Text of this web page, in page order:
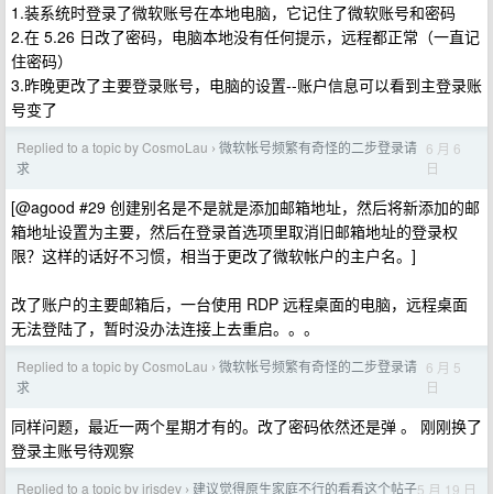
1.装系统时登录了微软账号在本地电脑，它记住了微软账号和密码
2.在 5.26 日改了密码，电脑本地没有任何提示，远程都正常（一直记
住密码）
3.昨晚更改了主要登录账号，电脑的设置--账户信息可以看到主登录账
号变了
Replied to a topic by CosmoLau › 微软帐号频繁有奇怪的二步登录请
求
6 月 6
日
[@agood #29 创建别名是不是就是添加邮箱地址，然后将新添加的邮
箱地址设置为主要，然后在登录首选项里取消旧邮箱地址的登录权
限？这样的话好不习惯，相当于更改了微软帐户的主户名。]
改了账户的主要邮箱后，一台使用 RDP 远程桌面的电脑，远程桌面
无法登陆了，暂时没办法连接上去重启。。。
Replied to a topic by CosmoLau › 微软帐号频繁有奇怪的二步登录请
求
6 月 5
日
同样问题，最近一两个星期才有的。改了密码依然还是弹 。 刚刚换了
登录主账号待观察
Replied to a topic by irisdev › 建议觉得原生家庭不行的看看这个帖子5 月 19 日